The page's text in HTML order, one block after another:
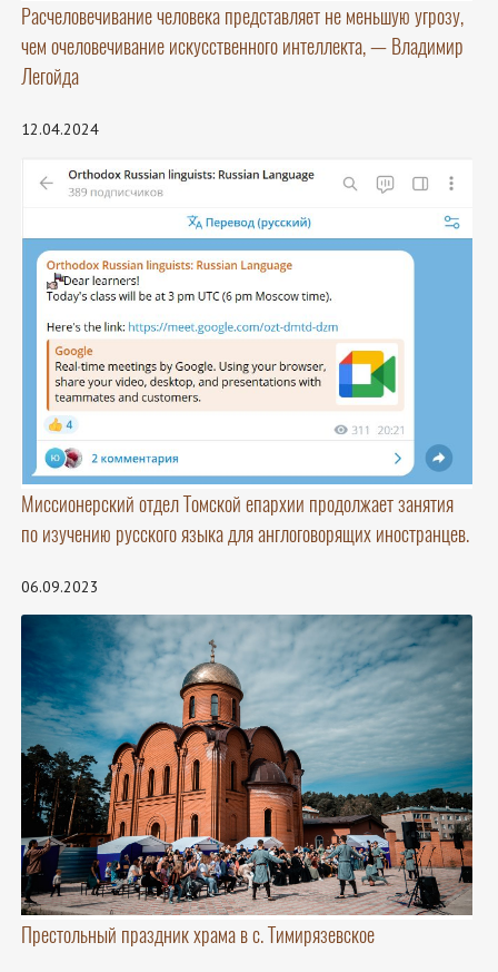
Расчеловечивание человека представляет не меньшую угрозу,
чем очеловечивание искусственного интеллекта, — Владимир
Легойда
12.04.2024
Миссионерский отдел Томской епархии продолжает занятия
по изучению русского языка для англоговорящих иностранцев.
06.09.2023
Престольный праздник храма в с. Тимирязевское